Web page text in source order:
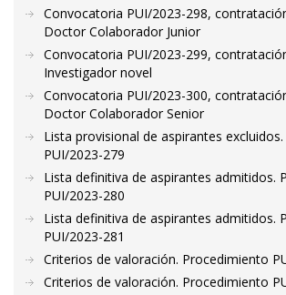
Convocatoria PUI/2023-298,
Doctor Colaborador Junior
Convocatoria PUI/2023-299,
Investigador novel
Convocatoria PUI/2023-300,
Doctor Colaborador Senior
Lista provisional de aspirantes
PUI/2023-279
Lista definitiva de aspirantes admitidos.
PUI/2023-280
Lista definitiva de aspirantes admitidos.
PUI/2023-281
Criterios de valoración. Procedimiento
Criterios de valoración. Procedimiento